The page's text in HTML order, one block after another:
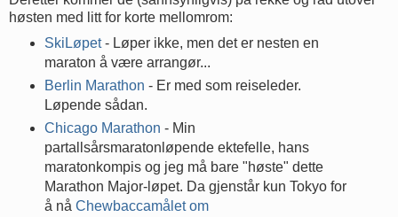
høsten med litt for korte mellomrom:
SkiLøpet- Løper ikke, men det er nesten en
maraton å være arrangør...
Berlin Marathon - Er med som reiseleder.
Løpende sådan.
Chicago Marathon - Min
partallsårsmaratonløpende ektefelle, hans
maratonkompis og jeg må bare "høste" dette
Marathon Major-løpet. Da gjenstår kun Tokyo for
å nå Chewbaccamålet om